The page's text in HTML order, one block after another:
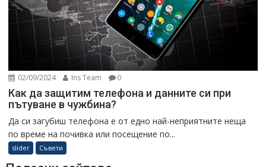
02/09/2024 Ins Team 0
Как да защитим телефона и данните си при
пътуване в чужбина?
Да си загубиш телефона е от едно най-неприятните неща
по време на почивка или посещение по...
slider Съвети